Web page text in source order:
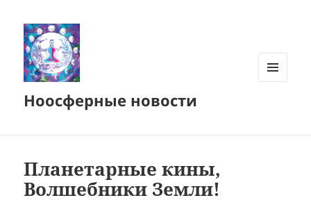
Ноосферные новости
Планетарные кины,
Волшебники Земли!